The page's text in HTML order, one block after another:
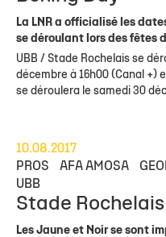
La LNR a officialisé les
se déroulant lors des fêtes
UBB / Stade Rochelais se
décembre à 16h00 (Canal +)
se déroulera le samedi 30
10.08.2017
PROS
AFA AMOSA
UBB
Stade Rochelais
Les Jaune et Noir se sont